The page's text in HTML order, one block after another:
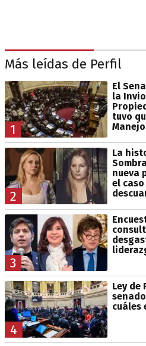
Más leídas de Perfil
1
El
la
tuvo
2
La
nueva
el
3
4
Ley de
cuáles